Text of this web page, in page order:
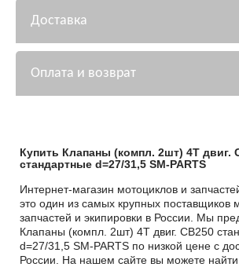
Доставка
Оплата и возврат
Купить Клапаны (компл. 2шт) 4T двиг.
стандартные d=27/31,5 SM-PARTS
Интернет-магазин мотоциклов и
это один из самых крупных поставщиков
запчастей и экипировки в России. Мы
Клапаны (компл. 2шт) 4T двиг. CB250
d=27/31,5 SM-PARTS по низкой цене с
России. На нашем сайте вы можете